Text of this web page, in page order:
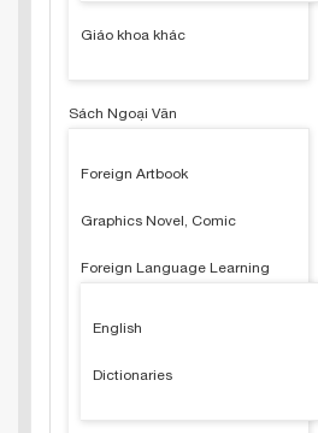
Giáo khoa khác
Sách Ngoại Văn
Foreign Artbook
Graphics Novel, Comic
Foreign Language Learning
English
Dictionaries